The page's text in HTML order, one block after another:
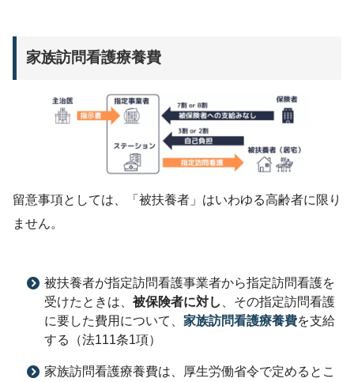
家族訪問看護療養費
留意事項としては、「被扶養者」はいわゆる高齢者に限り
ません。
被扶養者が指定訪問看護事業者から指定訪問看護を
受けたときは、 被保険者に対し
、その指定訪問看護
に要した費用について、 家族訪問看護療養費を支給
する（法111条1項）
家族訪問看護療養費は、厚生労働省令で定めるとこ